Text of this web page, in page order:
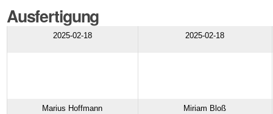
Ausfertigung
2025-02-18 2025-02-18
Marius Hoffmann Miriam Bloß